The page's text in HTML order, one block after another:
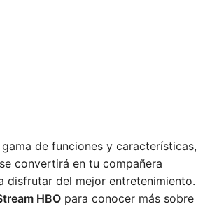
de funciones y características,
convertirá en tu compañera
disfrutar del mejor entretenimiento.
HBO para conocer más sobre